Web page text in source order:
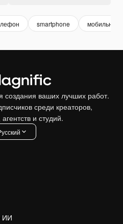
smartphone мобильный
ваших лучших работ.
среди креаторов,
и студий.
ИИ